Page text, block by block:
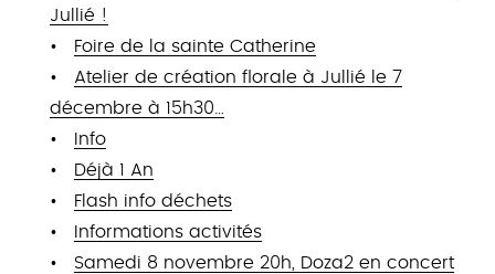
Jullié !
Foire de la sainte Catherine
Atelier de création florale à Jullié le 7
décembre à 15h30…
Info
Déjà 1 An
Flash info déchets
Informations activités
Samedi 8 novembre 20h, Doza2 en concert